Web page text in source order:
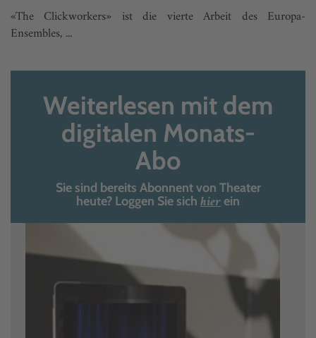
«The Clickworkers» ist die vierte Arbeit des Europa-
Ensembles, ...
Weiterlesen mit dem
digitalen Monats-
Abo
Sie sind bereits Abonnent von Theater
heute? Loggen Sie sich hierein